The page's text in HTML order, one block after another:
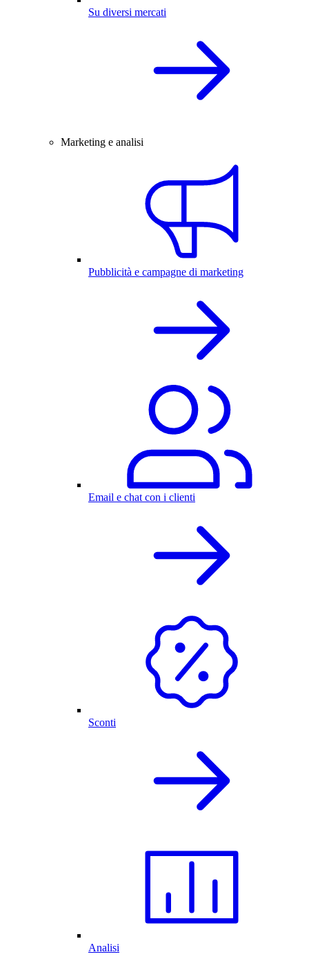
Su diversi mercati
Marketing e analisi
Pubblicità e campagne di marketing
Email e chat con i clienti
Sconti
Analisi